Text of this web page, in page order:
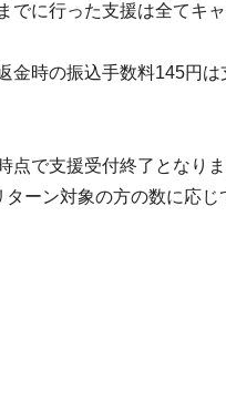
でに行った支援は全てキ
金時の振込手数料145円
点で支援受付終了となりま
ーン対象の方の数に応